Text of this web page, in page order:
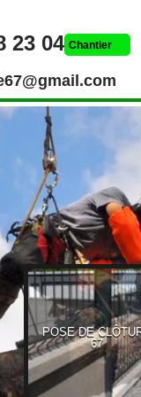
23 04 Chantier
POSE DE
67